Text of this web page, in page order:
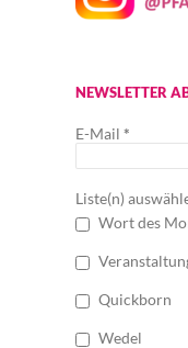
NEWSLETTER
E-Mail *
Liste(n)
Wort des
Quickborn
Wedel